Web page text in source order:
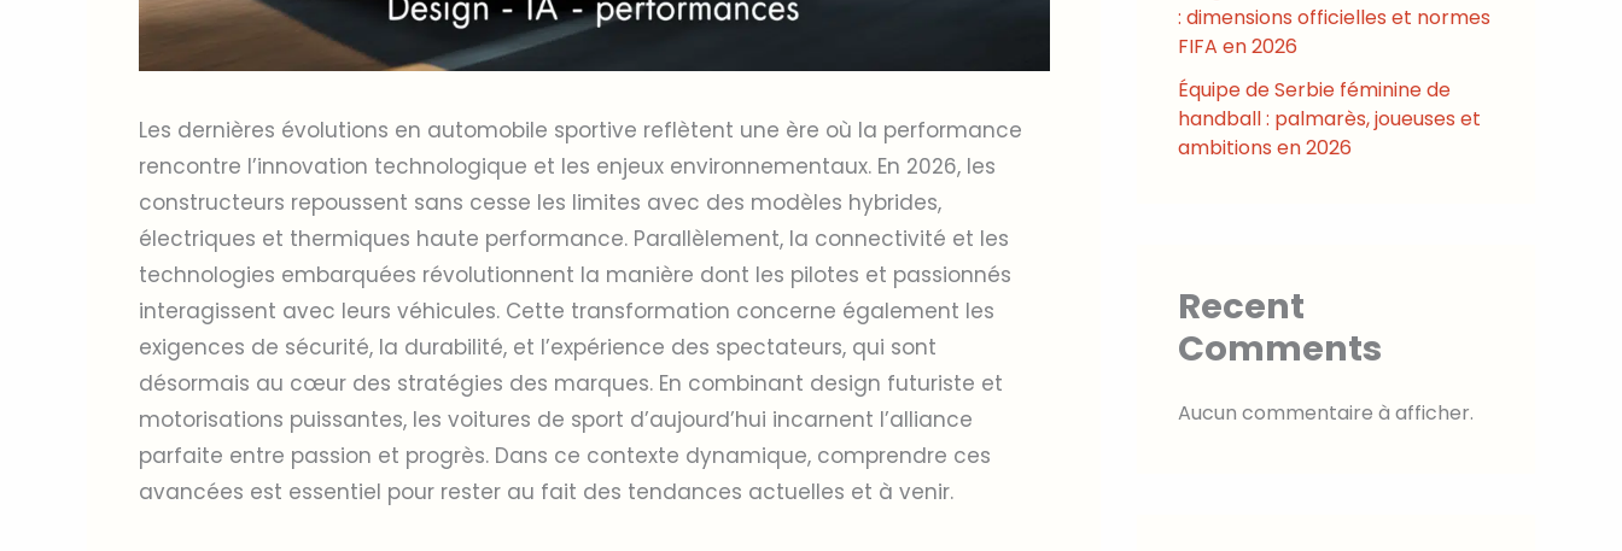
Les dernières évolutions en automobile sportive reflètent une ère où la performance
rencontre l’innovation technologique et les enjeux environnementaux. En 2026, les
constructeurs repoussent sans cesse les limites avec des modèles hybrides,
électriques et thermiques haute performance. Parallèlement, la connectivité et les
technologies embarquées révolutionnent la manière dont les pilotes et passionnés
interagissent avec leurs véhicules. Cette transformation concerne également les
exigences de sécurité, la durabilité, et l’expérience des spectateurs, qui sont
désormais au cœur des stratégies des marques. En combinant design futuriste et
motorisations puissantes, les voitures de sport d’aujourd’hui incarnent l’alliance
parfaite entre passion et progrès. Dans ce contexte dynamique, comprendre ces
avancées est essentiel pour rester au fait des tendances actuelles et à venir.
: dimensions officielles et normes
FIFA en 2026
Équipe de Serbie féminine de
handball : palmarès, joueuses et
ambitions en 2026
Recent
Comments
Aucun commentaire à afficher.